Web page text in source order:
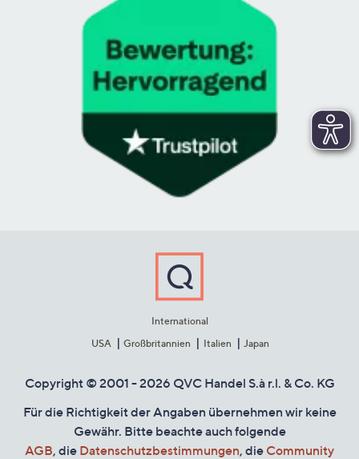
International
USA
Großbritannien Italien Japan
Copyright © 2001 - 2026 QVC Handel S.à r.l. & Co. KG
Für die Richtigkeit der Angaben übernehmen wir keine
Gewähr. Bitte beachte auch folgende
AGB, die Datenschutzbestimmungen, die Community